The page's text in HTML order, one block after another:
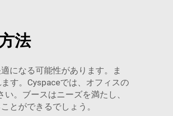
法
になる可能性があります。ま
す。Cyspaceでは、オフィスの
。ブースはニーズを満たし、
とができるでしょう。